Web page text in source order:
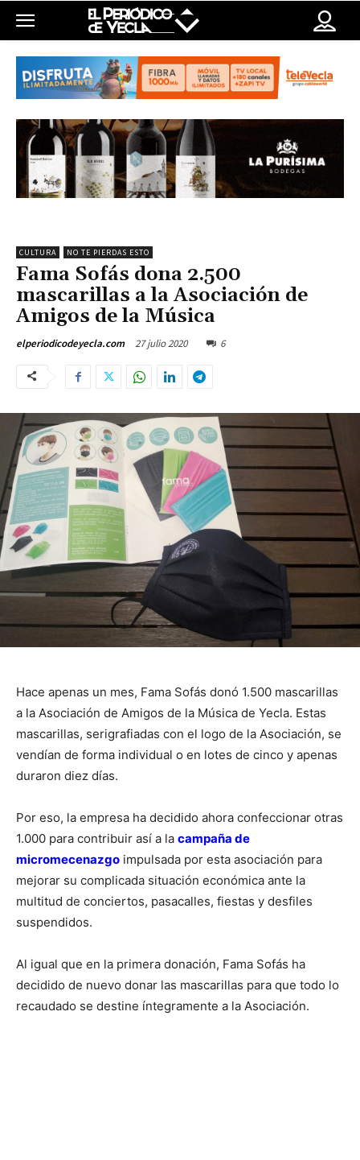
CULTURA NO TE PIERDAS ESTO
Fama Sofás dona 2.500
mascarillas a la Asociación de
Amigos de la Música
elperiodicodeyecla.com 27 julio 2020 6
Hace apenas un mes, Fama Sofás donó 1.500 mascarillas
a la Asociación de Amigos de la Música de Yecla. Estas
mascarillas, serigrafiadas con el logo de la Asociación, se
vendían de forma individual o en lotes de cinco y apenas
duraron diez días.
Por eso, la empresa ha decidido ahora confeccionar otras
1.000 para contribuir así a la campaña de
micromecenazgo impulsada por esta asociación para
mejorar su complicada situación económica ante la
multitud de conciertos, pasacalles, fiestas y desfiles
suspendidos.
Al igual que en la primera donación, Fama Sofás ha
decidido de nuevo donar las mascarillas para que todo lo
recaudado se destine íntegramente a la Asociación.